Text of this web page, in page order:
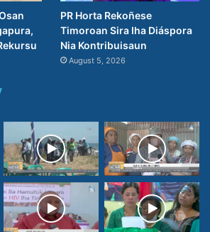
PR Horta Rekoñese
Timoroan Sira Iha Diáspora
Nia Kontribuisaun
August 5, 2026